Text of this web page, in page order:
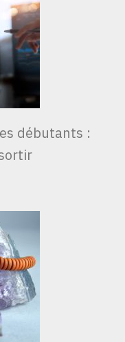
débutants :